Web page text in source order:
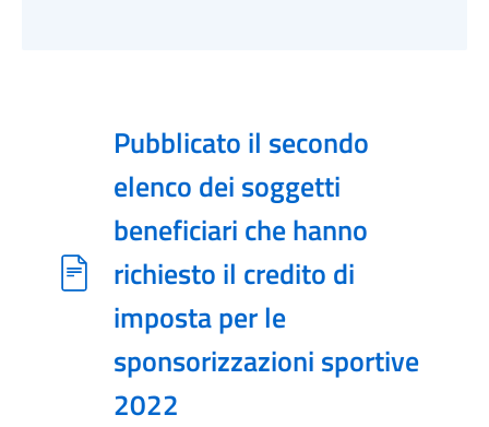
Pubblicato il secondo
elenco dei soggetti
beneficiari che hanno
richiesto il credito di
imposta per le
sponsorizzazioni sportive
2022